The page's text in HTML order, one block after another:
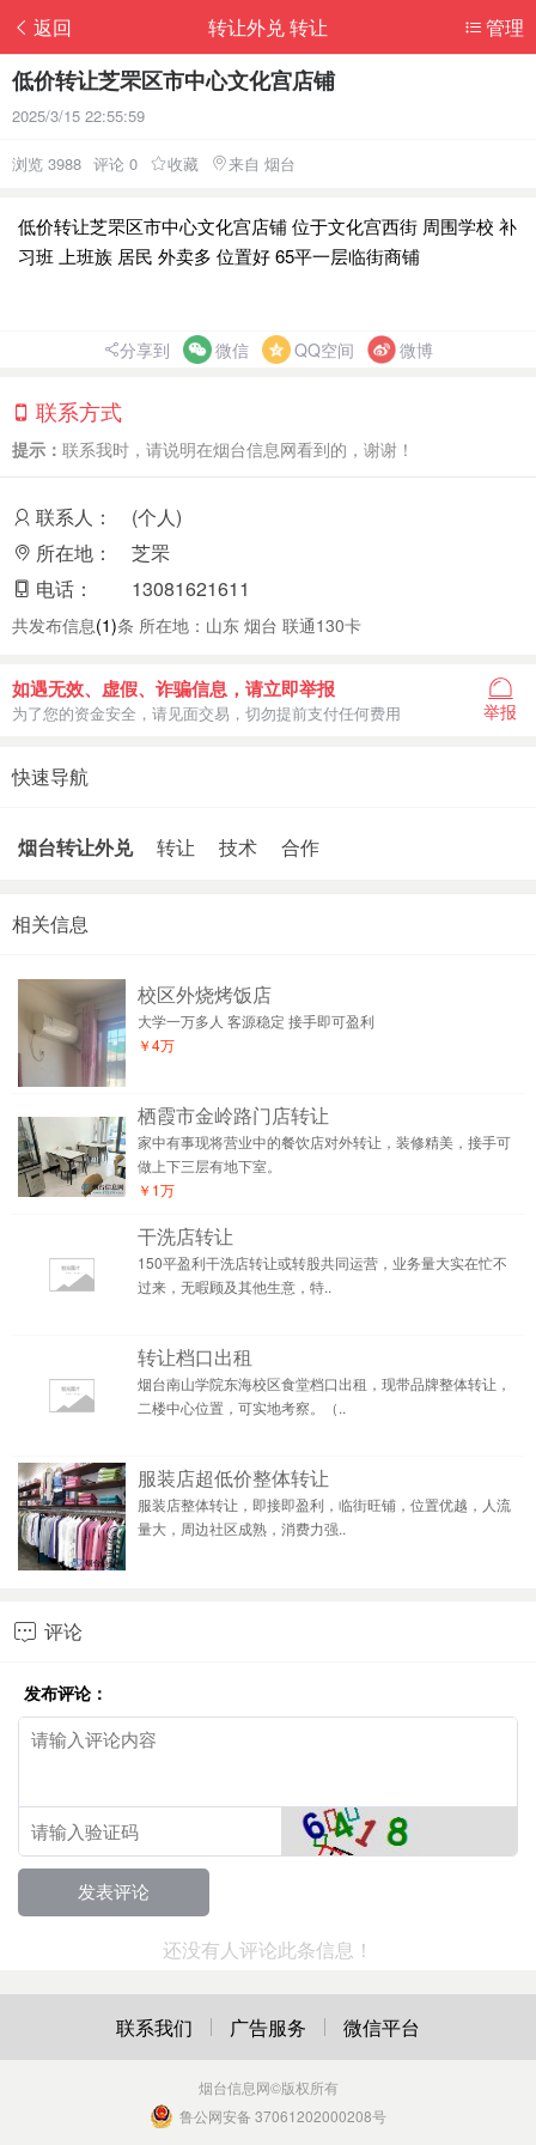
返回 管理
转让外兑 转让
低价转让芝罘区市中心文化宫店铺
2025/3/15 22:55:59
浏览 3988 评论 0 收藏 来自 烟台
低价转让芝罘区市中心文化宫店铺 位于文化宫西街 周围学校 补
习班 上班族 居民 外卖多 位置好 65平一层临街商铺
分享到 微信 QQ空间 微博
联系方式
提示： 联系我时，请说明在烟台信息网看到的，谢谢！
联系人：
(个人)
所在地：
芝罘
电话：
13081621611
共发布信息(1)条 所在地：山东 烟台 联通130卡
如遇无效、虚假、诈骗信息，请立即举报
为了您的资金安全，请见面交易，切勿提前支付任何费用 举报
快速导航
烟台转让外兑 转让 技术 合作
相关信息
校区外烧烤饭店
大学一万多人 客源稳定 接手即可盈利
￥4万
栖霞市金岭路门店转让
家中有事现将营业中的餐饮店对外转让，装修精美，接手可
做上下三层有地下室。
￥1万
干洗店转让
150平盈利干洗店转让或转股共同运营，业务量大实在忙不
过来，无暇顾及其他生意，特..
转让档口出租
烟台南山学院东海校区食堂档口出租，现带品牌整体转让，
二楼中心位置，可实地考察。（..
服装店超低价整体转让
服装店整体转让，即接即盈利，临街旺铺，位置优越，人流
量大，周边社区成熟，消费力强..
 评论
发布评论：
还没有人评论此条信息！
联系我们 广告服务 微信平台
烟台信息网©版权所有
鲁公网安备 37061202000208号